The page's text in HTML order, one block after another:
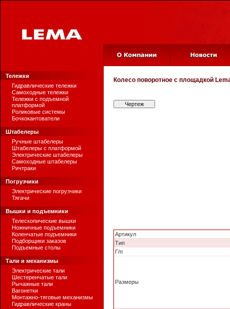
Тележки
Гидравлические тележки
Самоходные тележки
Тележки с подъемной
платформой
Роликовые системы
Бочкокантователи
Штабелеры
Ручные штабелеры
Штабелеры с платформой
Электрические штабелеры
Самоходные штабелеры
Ричтраки
Погрузчики
Электрические погрузчики
Тягачи
Вышки и подъемники
Телескопические вышки
Ножничные подъемники
Коленчатые подъемники
Подборщики заказов
Подъемные столы
Тали и механизмы
Электрические тали
Шестеренчатые тали
Рычажные тали
Вагонетки
Монтажно-тяговые механизмы
Гидравлические краны
Колесо поворотное с площадкой
Чертеж
Артикул
Тип
Г/п
Размеры